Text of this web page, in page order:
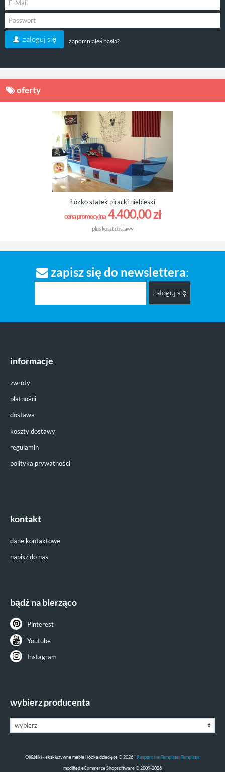
zaloguj się zapomniałeś hasła?
oferty
Łóżko statek piracki niebieski
cena promocyjna4.400,00 zł
plus koszt dostawy
zapisz się do newslettera
zaloguj się
informacje
zwroty
płatności
dostawa
koszty dostawy
regulamin
polityka prywatności
kontakt
dane kontaktowe
napisz do nas
bądź na bierząco
Pinterest
Youtube
Instagram
wybierz producenta
Oli&Niki - ekskluzywne meble i łóżka dziecięce © 2026 | Responsive Template: Templatix
modified eCommerce Shopsoftware © 2009-2026